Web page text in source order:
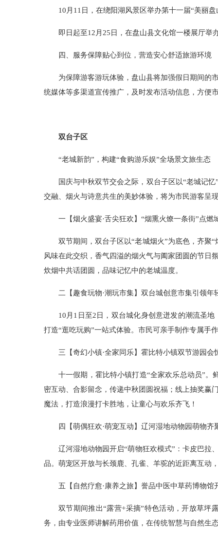
10月11日，在绕阳湖风景区举办第十一届“美丽
即日起至12月25日，在盘山县文化馆一楼展厅
四、 服务保障贴心到位，营造安心舒适旅游环境
为保障游客游玩体验，盘山县将加强假日期间的
统媒体等多渠道宣传推广，及时发布活动信息，方便
双台子区
“老城新韵”，构建“食购游乐娱”全场景文旅生态
国庆与中秋双节交会之际，双台子区以“老城记
交融、烟火与诗意共生的美妙体验，将为市民游客呈
一【烟火盛宴·舌尖狂欢】“烟熏火燎一条街”点燃
双节期间，双台子区以“老城烟火”为底色，齐聚
风味在此交织，香气四溢的烟火气与阖家团圆的节日
炊烟中共话团圆，品味记忆中的老城温度。
二【趣食玩物·潮玩市集】双台城创意市集引领年
10月1日至2日，双台城化身创意迸发的潮流圣
打造“逛吃玩购”一站式体验。市民可亲手制作专属手
三【奇幻小镇·全家同乐】霍比特小镇双节游园会
十一假期，霍比特小镇打造“全家欢乐总动员”。
密互动、合影留念，传递中秋团圆祝福；线上抽奖赢
魔法，打造浪漫打卡胜地，让童心与欢乐齐飞！
四【萌偶狂欢·萌宠互动】辽河湿地动物园萌物齐
辽河湿地动物园开启“萌物狂欢模式”：卡皮巴拉
品。萌宠区开放与长颈鹿、孔雀、羊驼的近距离互动
五【自然疗愈·康养之旅】誉品中医中草药博物馆
双节期间推出“露营+采摘”特色活动，开放草坪
务，由专业医师讲解药用价值，在传统智慧与自然生